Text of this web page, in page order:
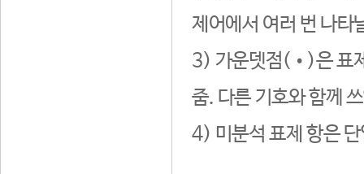
제어에서 여러 번 나타
3) 가운뎃점(•)은 표
줌. 다른 기호와 함께
4) 미분석 표제 항은